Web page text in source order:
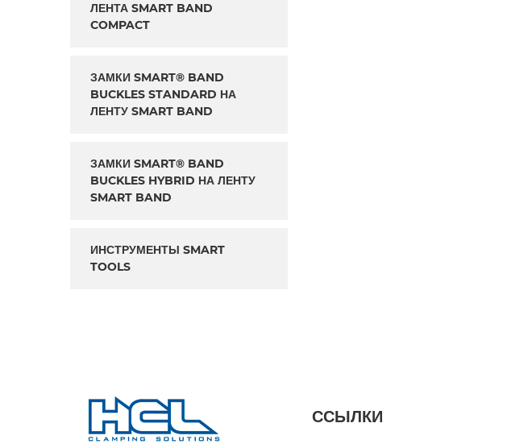
ЛЕНТА SMART BAND
COMPACT
ЗАМКИ SMART® BAND
BUCKLES STANDARD НА
ЛЕНТУ SMART BAND
ЗАМКИ SMART® BAND
BUCKLES HYBRID НА ЛЕНТУ
SMART BAND
ИНСТРУМЕНТЫ SMART
TOOLS
ССЫЛКИ